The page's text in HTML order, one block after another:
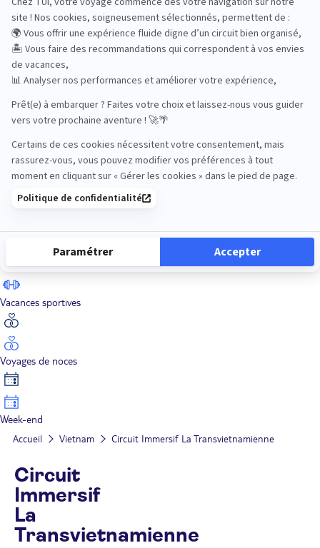
Road Trips
Safari
Sénior
Vacances sportives
Voyages de noces
Week-end
Accueil Vietnam Circuit Immersif La Transvietnamienne
Circuit
Immersif
La
Transvietnamienne